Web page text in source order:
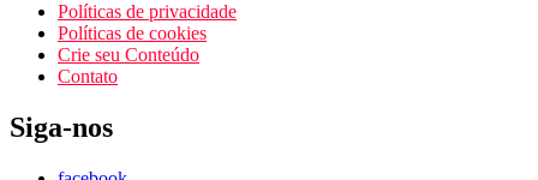
Políticas de privacidade
Políticas de cookies
Crie seu Conteúdo
Contato
Siga-nos